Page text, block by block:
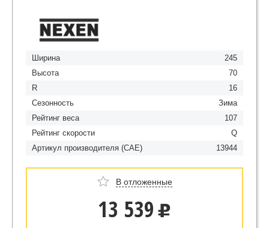
Ширина
245
Высота
70
R
16
Сезонность
Зима
Рейтинг веса
107
Рейтинг скорости
Q
Артикул производителя (CAE)
13944
В отложенные
13 539 u